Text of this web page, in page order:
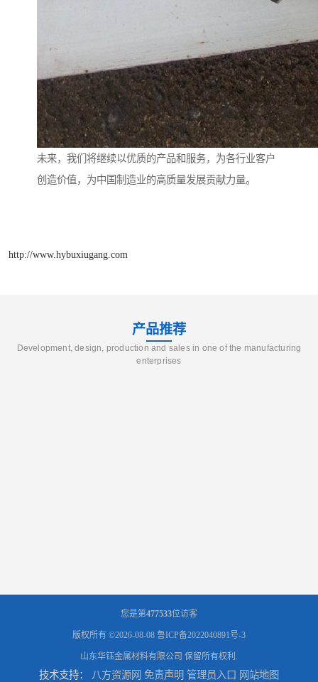
未来，我们将继续以优质的产品和服务，为各行业客户
创造价值，为中国制造业的高质量发展贡献力量。
http://www.hybuxiugang.com
产品推荐
Development, design, production and sales in one of the manufacturing
enterprises
您是第477533位访客
版权所有 ©2026-08-08 鲁ICP备2022040891号-3
山东华钰金属材料有限公司 保留所有权利.
技术支持： 八方资源网 免责声明 管理员入口 网站地图